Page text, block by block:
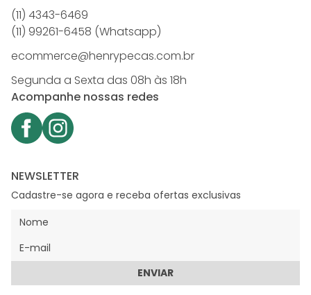
(11) 4343-6469
(11) 99261-6458 (Whatsapp)
ecommerce@henrypecas.com.br
Segunda a Sexta das 08h às 18h
Acompanhe nossas redes
NEWSLETTER
Cadastre-se agora e receba ofertas exclusivas
ENVIAR